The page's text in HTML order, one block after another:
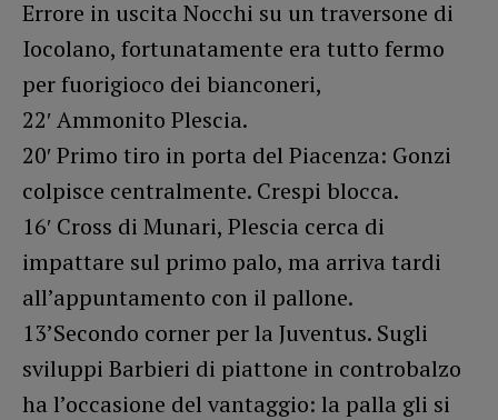
Errore in uscita Nocchi su un traversone di
Iocolano, fortunatamente era tutto fermo
per fuorigioco dei bianconeri,
22′ Ammonito Plescia.
20′ Primo tiro in porta del Piacenza: Gonzi
colpisce centralmente. Crespi blocca.
16′ Cross di Munari, Plescia cerca di
impattare sul primo palo, ma arriva tardi
all’appuntamento con il pallone.
13’Secondo corner per la Juventus. Sugli
sviluppi Barbieri di piattone in controbalzo
ha l’occasione del vantaggio: la palla gli si